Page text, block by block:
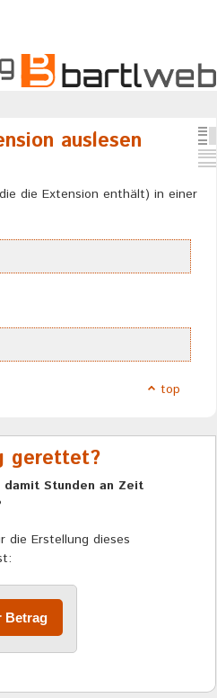
auslesen
die Extension enthält) in einer
top
gerettet?
Stunden an Zeit
die Erstellung dieses